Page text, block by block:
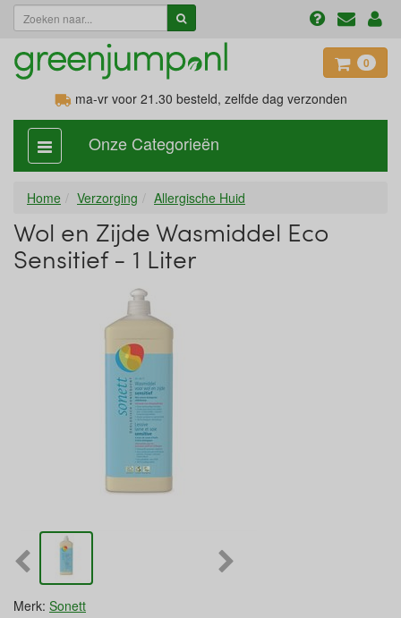
0
ma-vr voor 21.30 besteld, zelfde dag verzonden
categorie
aan,
Onze Categorieën
Home Verzorging Allergische Huid
Wol en Zijde Wasmiddel Eco
Sensitief - 1 Liter
Merk: Sonett